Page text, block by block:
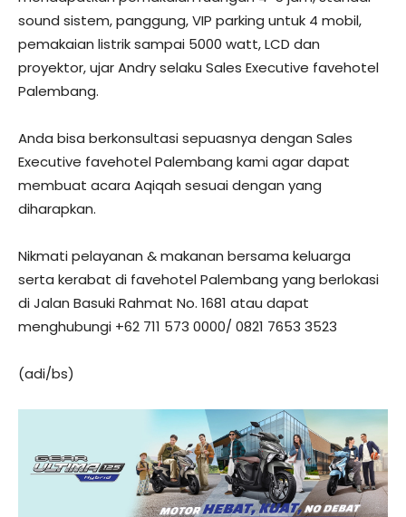
sound sistem, panggung, VIP parking untuk 4 mobil,
pemakaian listrik sampai 5000 watt, LCD dan
proyektor, ujar Andry selaku Sales Executive favehotel
Palembang.
Anda bisa berkonsultasi sepuasnya dengan Sales
Executive favehotel Palembang kami agar dapat
membuat acara Aqiqah sesuai dengan yang
diharapkan.
Nikmati pelayanan & makanan bersama keluarga
serta kerabat di favehotel Palembang yang berlokasi
di Jalan Basuki Rahmat No. 1681 atau dapat
menghubungi +62 711 573 0000/ 0821 7653 3523
(adi/bs)